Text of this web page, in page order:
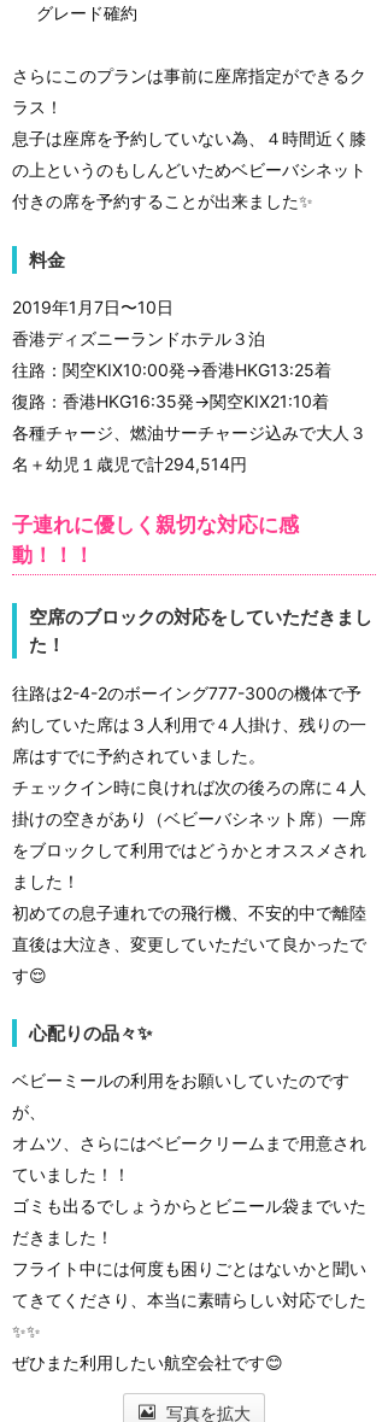
グレード確約
さらにこのプランは事前に座席指定ができるク
ラス！
息子は座席を予約していない為、４時間近く膝
の上というのもしんどいためベビーバシネット
付きの席を予約することが出来ました✨
料金
2019年1月7日〜10日
香港ディズニーランドホテル３泊
往路：関空KIX10:00発→香港HKG13:25着
復路：香港HKG16:35発→関空KIX21:10着
各種チャージ、燃油サーチャージ込みで大人３
名＋幼児１歳児で計294,514円
子連れに優しく親切な対応に感
動！！！
空席のブロックの対応をしていただきまし
た！
往路は2-4-2のボーイング777-300の機体で予
約していた席は３人利用で４人掛け、残りの一
席はすでに予約されていました。
チェックイン時に良ければ次の後ろの席に４人
掛けの空きがあり（ベビーバシネット席）一席
をブロックして利用ではどうかとオススメされ
ました！
初めての息子連れでの飛行機、不安的中で離陸
直後は大泣き、変更していただいて良かったで
す😌
心配りの品々✨
ベビーミールの利用をお願いしていたのです
が、
オムツ、さらにはベビークリームまで用意され
ていました！！
ゴミも出るでしょうからとビニール袋までいた
だきました！
フライト中には何度も困りごとはないかと聞い
てきてくださり、本当に素晴らしい対応でした
✨✨
ぜひまた利用したい航空会社です😊
写真を拡大